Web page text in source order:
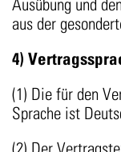
Ausübung und
aus der
4)
(1) Die für den
Sprache ist